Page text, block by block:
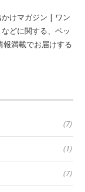
けマガジン | ワン
どに関する、ペッ
報満載でお届けする
(7)
(1)
(7)